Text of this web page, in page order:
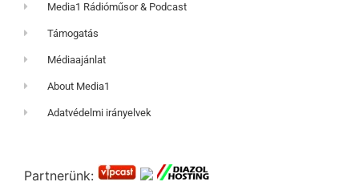
Media1 Rádióműsor & Podcast
Támogatás
Médiaajánlat
About Media1
Adatvédelmi irányelvek
Partnerünk: